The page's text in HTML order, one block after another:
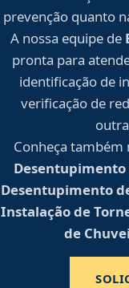
prevenção quanto
A nossa equipe de
pronta para
identificação de
verificação de
Conheça também
Desentupimento
Desentupimento
Instalação de
de